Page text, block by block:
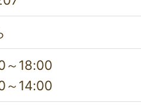
18:00
～14:00